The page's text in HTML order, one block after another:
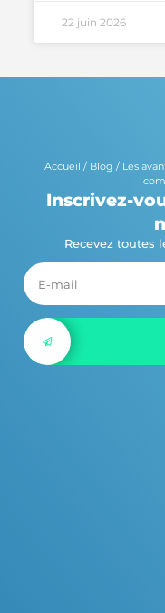
22 juin 2026
Accueil / Blog / Les
Inscrivez-
Recevez toutes